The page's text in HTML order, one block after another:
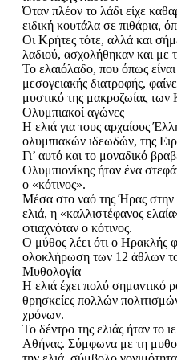
Όταν πλέον το λάδι είχε
ειδική κουτάλα σε πιθάρια,
Οι Κρήτες τότε, αλλά και
λαδιού, ασχολήθηκαν και με
Το ελαιόλαδο, που όπως
μεσογειακής διατροφής,
μυστικό της μακροζωίας των
Ολυμπιακοί αγώνες
Η ελιά για τους αρχαίους
ολυμπιακών ιδεωδών, της
Γι’ αυτό και το μοναδικό
Ολυμπιονίκης ήταν ένα
ο «κότινος».
Μέσα στο ναό της Ήρας στην
ελιά, η «καλλιστέφανος
φτιαχνόταν ο κότινος.
Ο μύθος λέει ότι ο Ηρακλής
ολοκλήρωση των 12 άθλων
Μυθολογία
Η ελιά έχει πολύ σημαντικό
θρησκείες πολλών
χρόνων.
Το δέντρο της ελιάς ήταν το
Αθήνας. Σύμφωνα με τη